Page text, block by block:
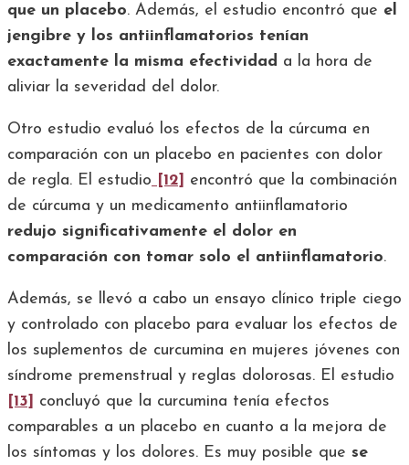
que un placebo. Además, el estudio encontró que el
jengibre y los antiinflamatorios tenían
exactamente la misma efectividad a la hora de
aliviar la severidad del dolor.
Otro estudio evaluó los efectos de la cúrcuma en
comparación con un placebo en pacientes con dolor
de regla. El estudio [12] encontró que la combinación
de cúrcuma y un medicamento antiinflamatorio
redujo significativamente el dolor en
comparación con tomar solo el antiinflamatorio.
Además, se llevó a cabo un ensayo clínico triple ciego
y controlado con placebo para evaluar los efectos de
los suplementos de curcumina en mujeres jóvenes con
síndrome premenstrual y reglas dolorosas. El estudio
[13] concluyó que la curcumina tenía efectos
comparables a un placebo en cuanto a la mejora de
los síntomas y los dolores. Es muy posible que se